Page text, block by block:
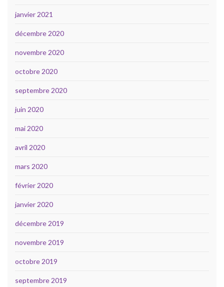
janvier 2021
décembre 2020
novembre 2020
octobre 2020
septembre 2020
juin 2020
mai 2020
avril 2020
mars 2020
février 2020
janvier 2020
décembre 2019
novembre 2019
octobre 2019
septembre 2019